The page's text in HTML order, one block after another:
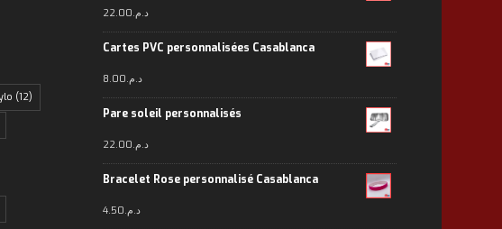
(12)
د.م.22.00
Cartes PVC personnalisées Casablanca
د.م.8.00
Pare soleil personnalisés
د.م.22.00
Bracelet Rose personnalisé Casablanca
د.م.4.50